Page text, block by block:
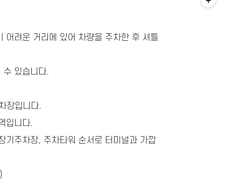
어려운 거리에 있어 차량을 주차한 후 셔틀
수 있습니다.
장입니다.
입니다.
기주차장, 주차타워 순서로 터미널과 가깝